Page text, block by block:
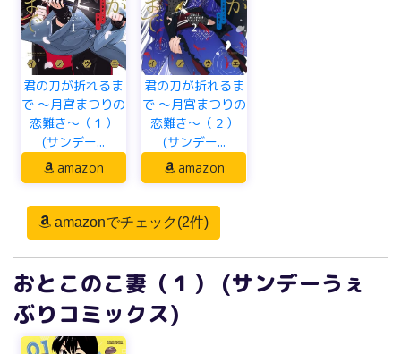
君の刀が折れるま
で ～月宮まつりの
恋難き～（１）
(サンデー...
amazon
君の刀が折れるま
で ～月宮まつりの
恋難き～（２）
(サンデー...
amazon
amazonでチェック(2件)
おとこのこ妻（１） (サンデーうぇ
ぶりコミックス)